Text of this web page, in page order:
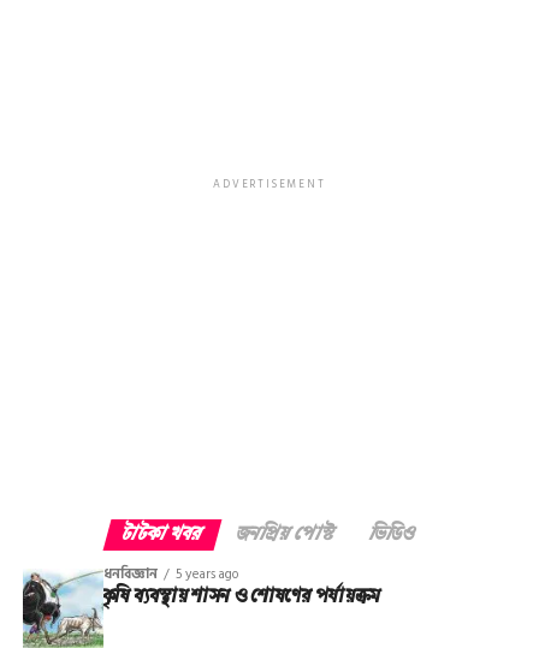
ADVERTISEMENT
টাটকা খবর জনপ্রিয় পোস্ট ভিডিও
ধনবিজ্ঞান 5 years ago
কৃষি ব্যবস্থায় শাসন ও শোষণের পর্যায়ক্রম